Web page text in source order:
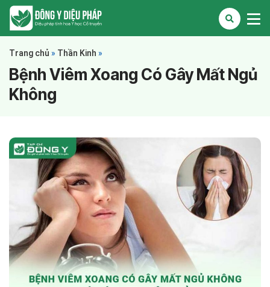
Trang chủ » Thần Kinh »
Bệnh Viêm Xoang Có Gây Mất Ngủ
Không